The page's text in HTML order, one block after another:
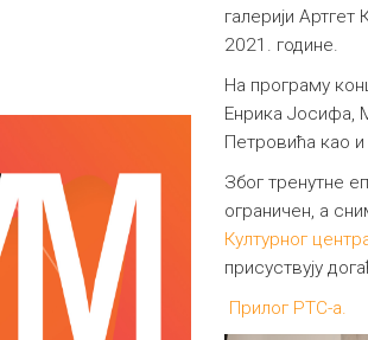
галерији
2021. године.
На програму
Енрика Јосифа,
Петровића као
Због тренутне
ограничен, а
Културног
присуствују
Прилог РТС-а.